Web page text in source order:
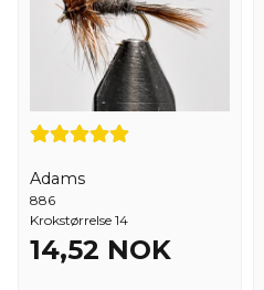
Adams
886
Krokstørrelse 14
14,52 NOK